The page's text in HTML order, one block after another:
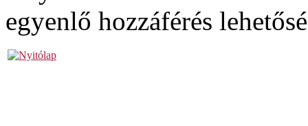
egyenlő hozzáférés